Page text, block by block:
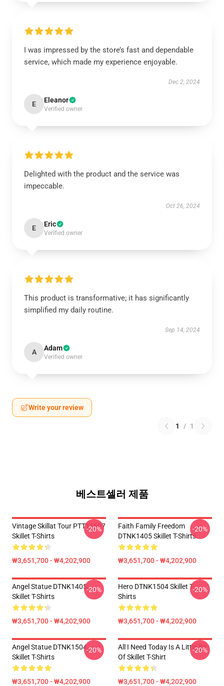
I was impressed by the store’s fast and dependable
service, which made my experience enjoyable.
Dec 2, 2024
E Eleanor
Verified owner
Delighted with the product and the service was
impeccable.
Oct 26, 2024
E Eric
Verified owner
This product is transformative; it has significantly
simplified my daily routine.
Sep 14, 2024
A Adam
Verified owner
Write your review
1 / 1
베스트셀러 제품
Vintage Skillat Tour PTTT1607
Skillet T-Shirts
₩3,651,700 - ₩4,202,900
-20%
Faith Family Freedom
DTNK1405 Skillet T-Shirts
₩3,651,700 - ₩4,202,900
-20%
Angel Statue DTNK1405
Skillet T-Shirts
₩3,651,700 - ₩4,202,900
-20%
Hero DTNK1504 Skillet T-
Shirts
₩3,651,700 - ₩4,202,900
-20%
Angel Statue DTNK1504
Skillet T-Shirts
₩3,651,700 - ₩4,202,900
-20%
All I Need Today Is A Little Bit
Of Skillet T-Shirt
₩3,651,700 - ₩4,202,900
-20%